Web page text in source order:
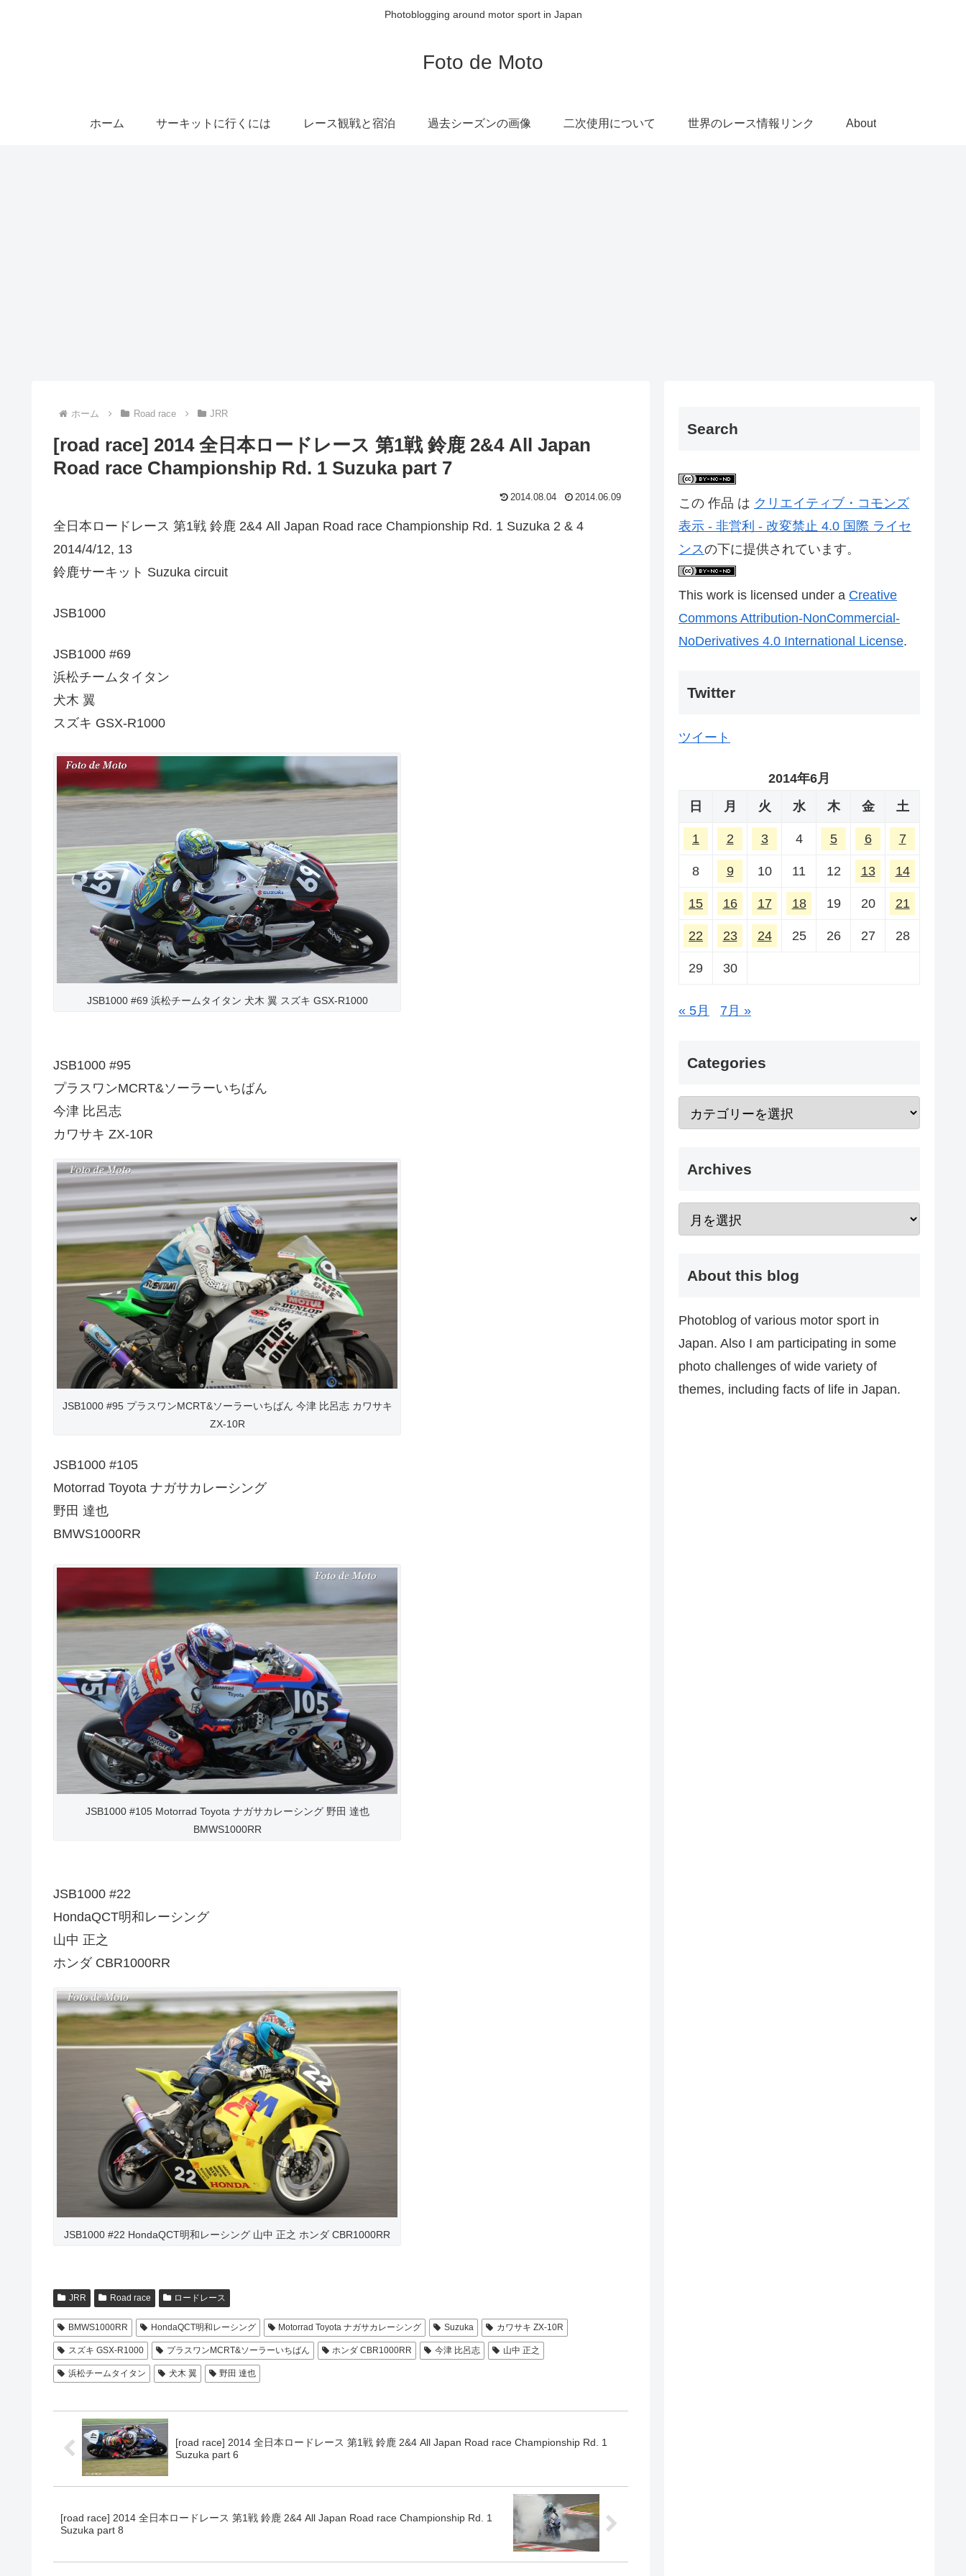
Photoblogging around motor sport in Japan
Foto de Moto
ホーム サーキットに行くには レース観戦と宿泊 過去シーズンの画像 二次使用について 世界のレース情報リンク About
ホーム Road race JRR
[road race] 2014 全日本ロードレース 第1戦 鈴鹿 2&4 All Japan
Road race Championship Rd. 1 Suzuka part 7
2014.08.04 2014.06.09
全日本ロードレース 第1戦 鈴鹿 2&4 All Japan Road race Championship Rd. 1 Suzuka 2 & 4
2014/4/12, 13
鈴鹿サーキット Suzuka circuit
JSB1000
JSB1000 #69
浜松チームタイタン
犬木 翼
スズキ GSX-R1000
JSB1000 #69 浜松チームタイタン 犬木 翼 スズキ GSX-R1000
JSB1000 #95
プラスワンMCRT&ソーラーいちばん
今津 比呂志
カワサキ ZX-10R
JSB1000 #95 プラスワンMCRT&ソーラーいちばん 今津 比呂志 カワサキ
ZX-10R
JSB1000 #105
Motorrad Toyota ナガサカレーシング
野田 達也
BMWS1000RR
JSB1000 #105 Motorrad Toyota ナガサカレーシング 野田 達也
BMWS1000RR
JSB1000 #22
HondaQCT明和レーシング
山中 正之
ホンダ CBR1000RR
JSB1000 #22 HondaQCT明和レーシング 山中 正之 ホンダ CBR1000RR
JRR Road race ロードレース
BMWS1000RR HondaQCT明和レーシング Motorrad Toyota ナガサカレーシング Suzuka カワサキ ZX-10R
スズキ GSX-R1000 プラスワンMCRT&ソーラーいちばん ホンダ CBR1000RR 今津 比呂志 山中 正之
浜松チームタイタン 犬木 翼 野田 達也
[road race] 2014 全日本ロードレース 第1戦 鈴鹿 2&4 All Japan Road race Championship Rd. 1
Suzuka part 6
[road race] 2014 全日本ロードレース 第1戦 鈴鹿 2&4 All Japan Road race Championship Rd. 1
Suzuka part 8
Search
この 作品 は クリエイティブ・コモンズ
表示 - 非営利 - 改変禁止 4.0 国際 ライセ
ンスの下に提供されています。
This work is licensed under a Creative
Commons Attribution-NonCommercial-
NoDerivatives 4.0 International License.
Twitter
ツイート
2014年6月
日
月 火 水 木 金 土
1 2 3 4 5 6 7
8 9 10 11 12 13 14
15 16 17 18 19 20 21
22 23 24 25 26 27 28
29 30
« 5月 7月 »
Categories
Archives
About this blog
Photoblog of various motor sport in
Japan. Also I am participating in some
photo challenges of wide variety of
themes, including facts of life in Japan.